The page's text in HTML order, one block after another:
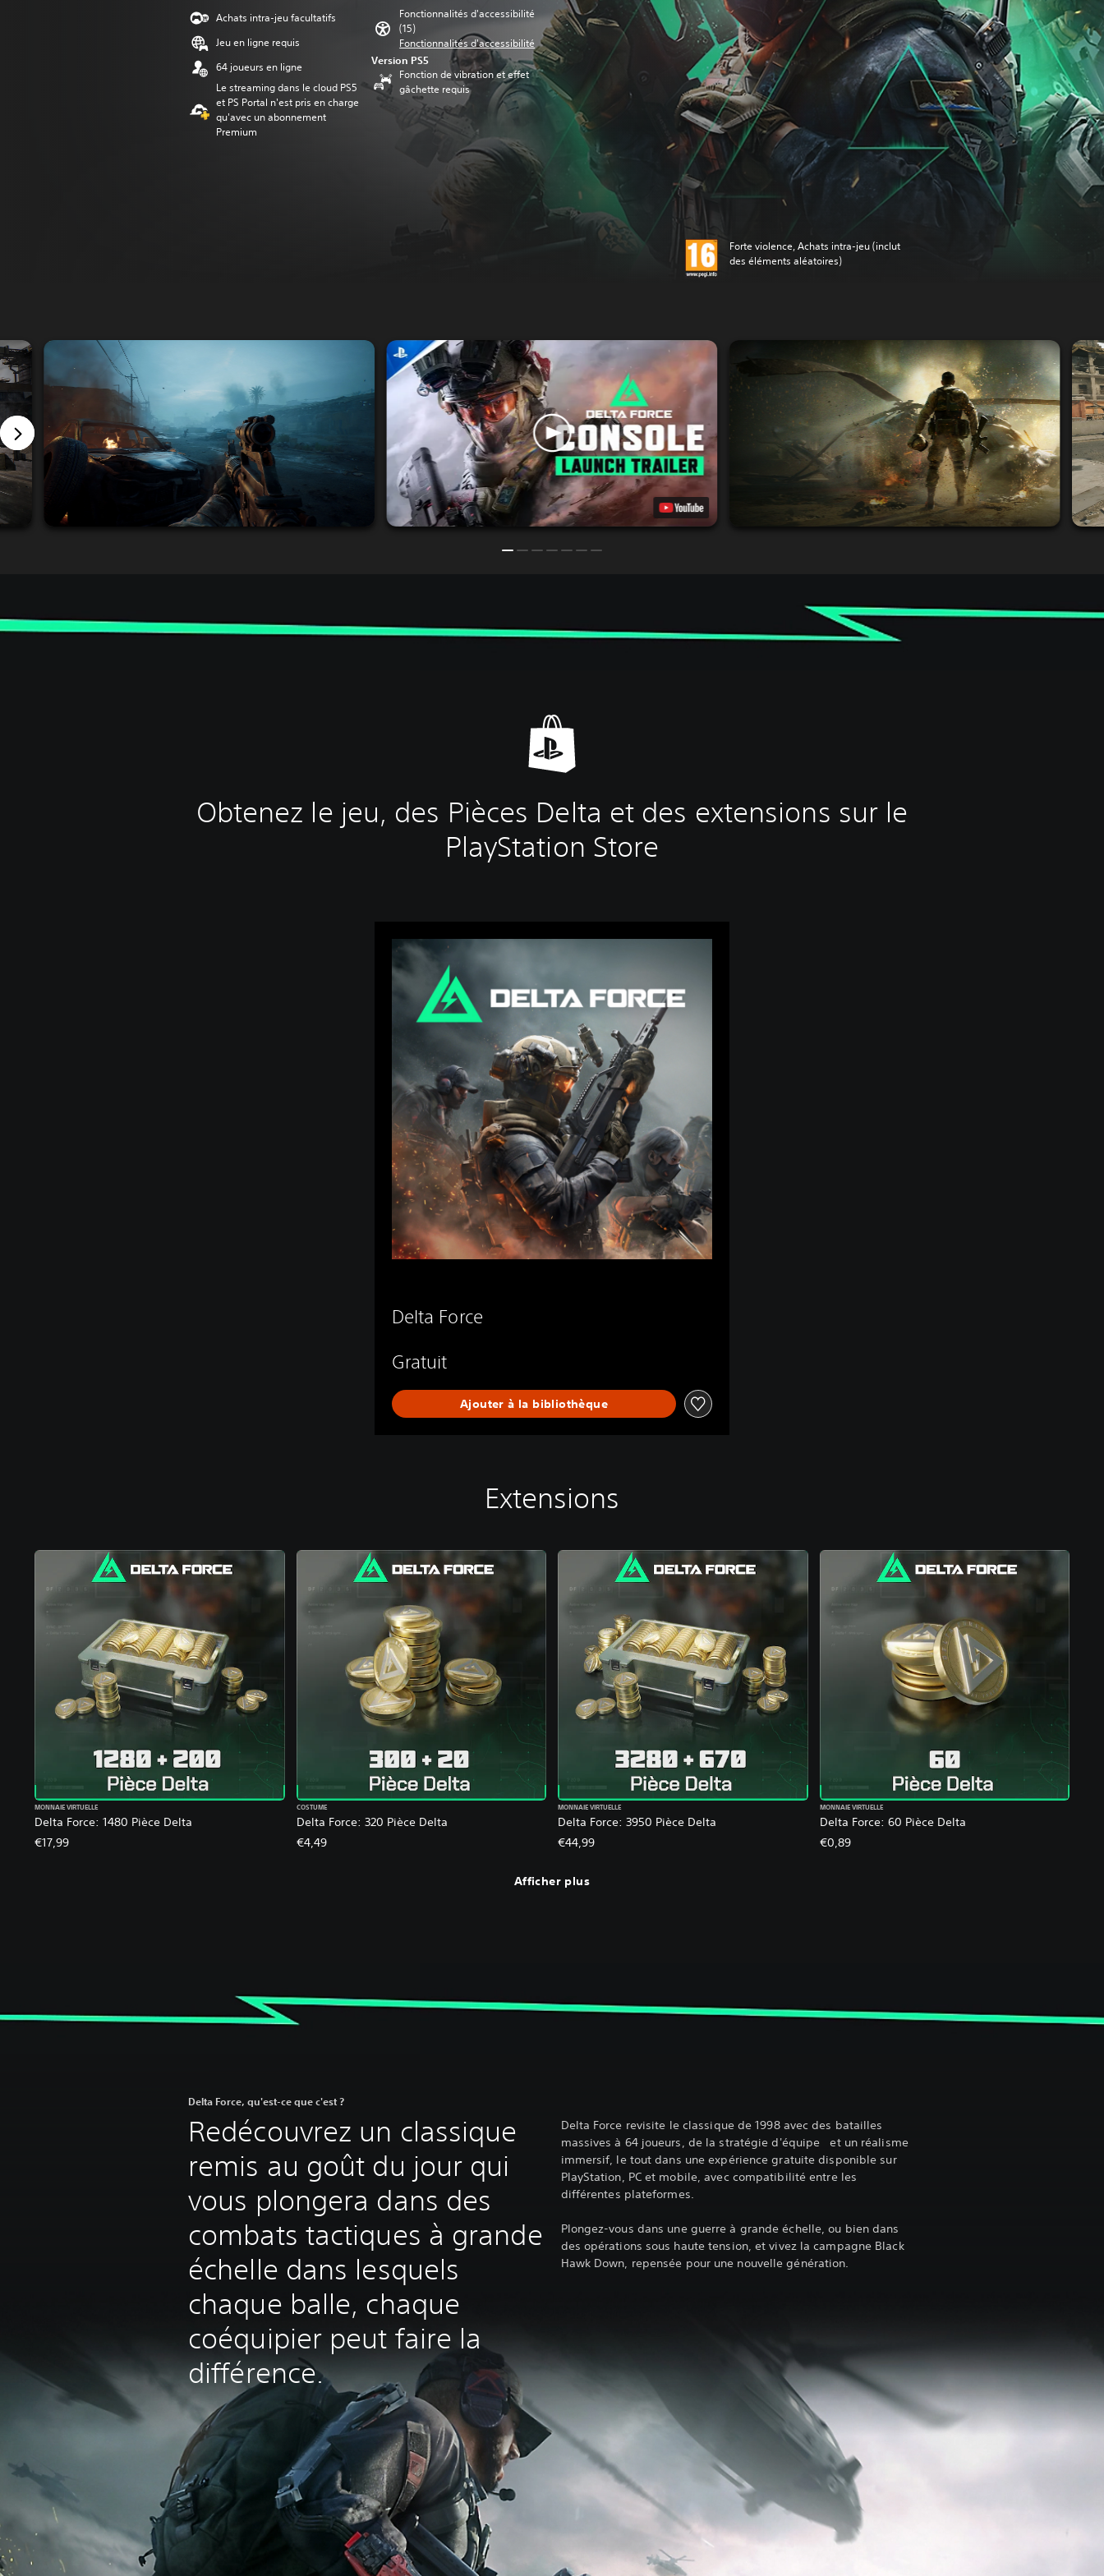
Achats intra-jeu facultatifs
Jeu en ligne requis
64 joueurs en ligne
Le streaming dans le cloud PS5
et PS Portal n'est pris en charge
qu'avec un abonnement
Premium
Fonctionnalités d'accessibilité
(15)
Fonctionnalités d'accessibilité
Version PS5
Fonction de vibration et effet
gâchette requis
Forte violence, Achats intra-jeu (inclut
des éléments aléatoires)
Obtenez le jeu, des Pièces Delta et des extensions sur le
PlayStation Store
Delta Force
Gratuit
Ajouter à la bibliothèque
Extensions
Delta Force: 1480 Pièce Delta
MONNAIE VIRTUELLE
€17,99
Delta Force: 320 Pièce Delta
COSTUME
€4,49
Delta Force: 3950 Pièce Delta
MONNAIE VIRTUELLE
€44,99
Delta Force: 60 Pièce Delta
MONNAIE VIRTUELLE
€0,89
Afficher plus
Delta Force, qu'est-ce que c'est ?
Redécouvrez un classique
remis au goût du jour qui
vous plongera dans des
combats tactiques à grande
échelle dans lesquels
chaque balle, chaque
coéquipier peut faire la
différence.
Delta Force revisite le classique de 1998 avec des batailles
massives à 64 joueurs, de la stratégie d'équipe et un réalisme
immersif, le tout dans une expérience gratuite disponible sur
PlayStation, PC et mobile, avec compatibilité entre les
différentes plateformes.
Plongez-vous dans une guerre à grande échelle, ou bien dans
des opérations sous haute tension, et vivez la campagne Black
Hawk Down, repensée pour une nouvelle génération.